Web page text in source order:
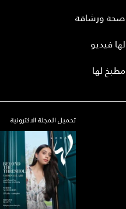
صحة ورشاقة
لها فيديو
مطبخ لها
تحميل المجلة الاكترونية